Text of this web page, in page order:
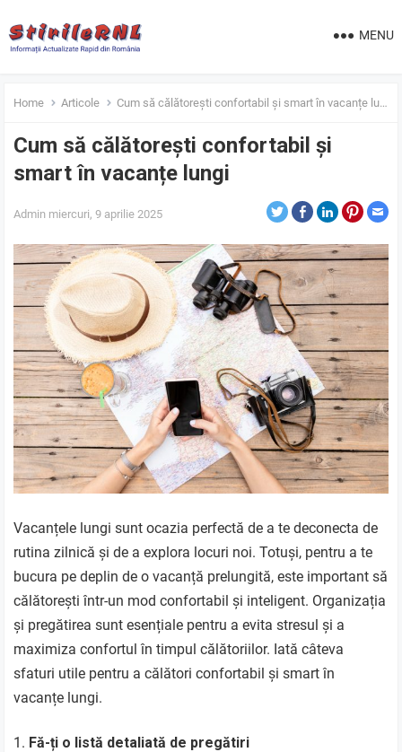
MENU
Home Articole Cum să călătorești confortabil și smart în vacanțe lungi
Cum să călătorești confortabil și
smart în vacanțe lungi
Admin miercuri, 9 aprilie 2025
Vacanțele lungi sunt ocazia perfectă de a te deconecta de
rutina zilnică și de a explora locuri noi. Totuși, pentru a te
bucura pe deplin de o vacanță prelungită, este important să
călătorești într-un mod confortabil și inteligent. Organizația
și pregătirea sunt esențiale pentru a evita stresul și a
maximiza confortul în timpul călătoriilor. Iată câteva
sfaturi utile pentru a călători confortabil și smart în
vacanțe lungi.
Fă-ți o listă detaliată de pregătiri